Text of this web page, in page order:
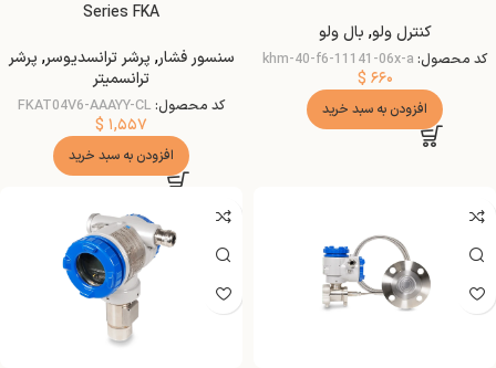
کنترل ولو, بال ولو
کد محصول: khm-40-f6-11141-06x-a
$ ۶۶۰
افزودن به سبد خرید
Series FKA
سنسور فشار, پرشر ترانسدیوسر, پرشر
ترانسمیتر
کد محصول: FKAT04V6-AAAYY-CL
$ ۱,۵۵۷
افزودن به سبد خرید